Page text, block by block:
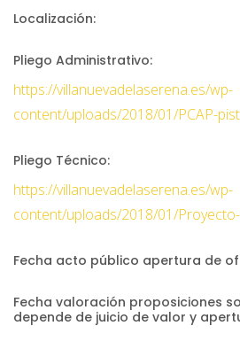
Localización:
Pliego Administrativo:
https://villanuevadelaserena.es/wp-
content/uploads/2018/01/PCAP-
Pliego Técnico:
https://villanuevadelaserena.es/wp-
content/uploads/2018/01/
Fecha acto público apertura de
Fecha valoración proposiciones
depende de juicio de valor y